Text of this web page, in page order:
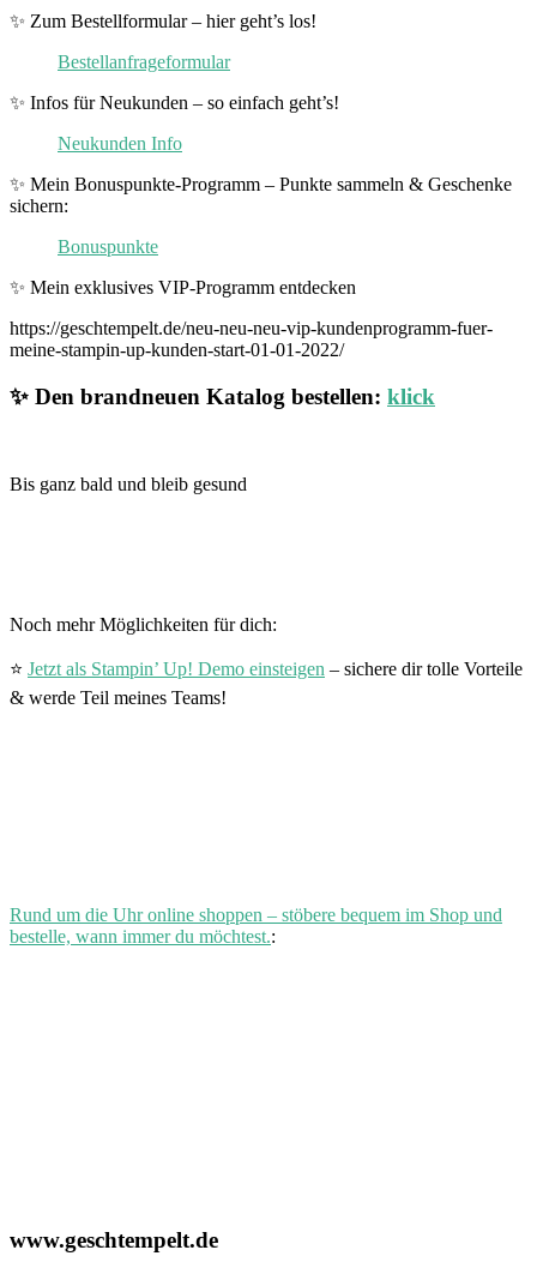
✨ Zum Bestellformular – hier geht’s los!
Bestellanfrageformular
✨ Infos für Neukunden – so einfach geht’s!
Neukunden Info
✨ Mein Bonuspunkte-Programm – Punkte sammeln & Geschenke
sichern:
Bonuspunkte
✨ Mein exklusives VIP-Programm entdecken
https://geschtempelt.de/neu-neu-neu-vip-kundenprogramm-fuer-
meine-stampin-up-kunden-start-01-01-2022/
✨ Den brandneuen Katalog bestellen: klick
Bis ganz bald und bleib gesund
Noch mehr Möglichkeiten für dich:
⭐ Jetzt als Stampin’ Up! Demo einsteigen – sichere dir tolle Vorteile
& werde Teil meines Teams!
Rund um die Uhr online shoppen – stöbere bequem im Shop und
bestelle, wann immer du möchtest.:
www.geschtempelt.de